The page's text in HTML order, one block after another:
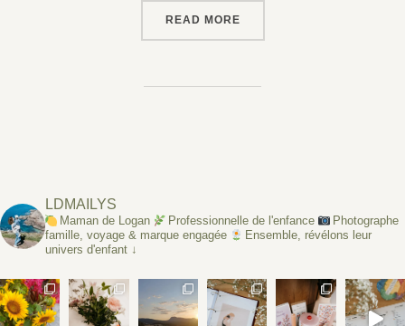
READ MORE“LES VOYAGES QUE
LDMAILYS
Maman de Logan Professionnelle de l'enfance
Photographe
famille, voyage & marque engagée
Ensemble, révélons leur
univers d'enfant ↓